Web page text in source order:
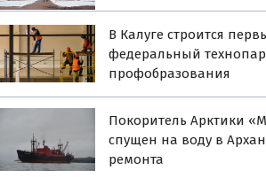
В Калуге строится
федеральный
профобразования
Покоритель Арктики
спущен на воду в
ремонта